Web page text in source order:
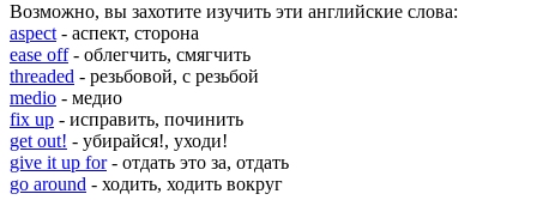
Возможно, вы захотите изучить эти английские слова:
aspect - аспект, сторона
ease off- облегчить, смягчить
threaded - резьбовой, с резьбой
medio - медио
fix up - исправить, починить
get out! - убирайся!, уходи!
give it up for- отдать это за, отдать
go around - ходить, ходить вокруг